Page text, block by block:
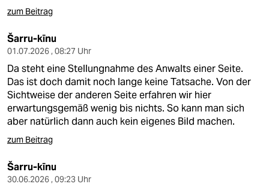
zum Beitrag
Šarru-kīnu
01.07.2026 , 08:27 Uhr
Da steht eine Stellungnahme des Anwalts einer Seite.
Das ist doch damit noch lange keine Tatsache. Von der
Sichtweise der anderen Seite erfahren wir hier
erwartungsgemäß wenig bis nichts. So kann man sich
aber natürlich dann auch kein eigenes Bild machen.
zum Beitrag
Šarru-kīnu
30.06.2026 , 09:23 Uhr